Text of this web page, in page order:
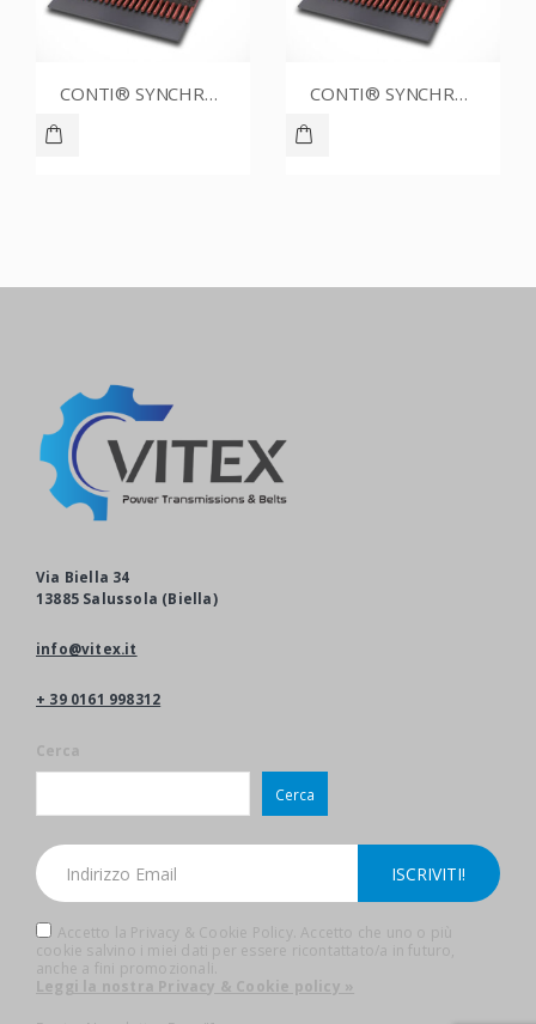
CONTI® SYNCHROBELT 80XL CUSTOM CONTI® SYNCHROBELT 86XL025
Via Biella 34
13885 Salussola (Biella)
info@vitex.it
+ 39 0161 998312
Cerca
Cerca
Accetto la Privacy & Cookie Policy. Accetto che uno o più
cookie salvino i miei dati per essere ricontattato/a in futuro,
anche a fini promozionali.
Leggi la nostra Privacy & Cookie policy »